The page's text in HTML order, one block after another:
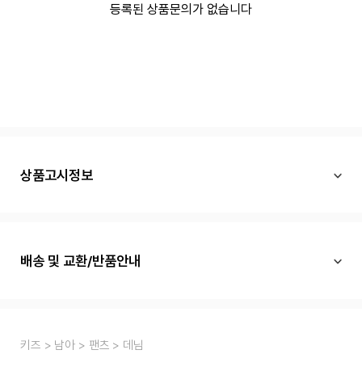
등록된 상품문의가 없습니다
상품고시정보
배송 및 교환/반품안내
키즈 남아 팬츠 데님